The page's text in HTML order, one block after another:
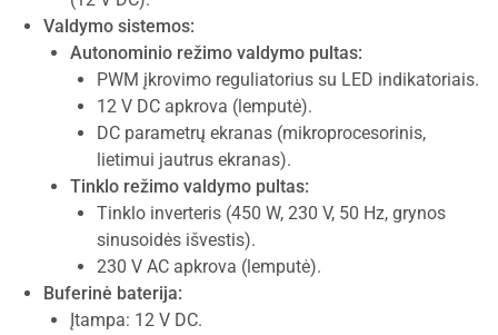
Valdymo sistemos:
Autonominio režimo valdymo pultas:
PWM įkrovimo reguliatorius su LED indikatoriais.
12 V DC apkrova (lemputė).
DC parametrų ekranas (mikroprocesorinis,
lietimui jautrus ekranas).
Tinklo režimo valdymo pultas:
Tinklo inverteris (450 W, 230 V, 50 Hz, grynos
sinusoidės išvestis).
230 V AC apkrova (lemputė).
Buferinė baterija:
Įtampa: 12 V DC.